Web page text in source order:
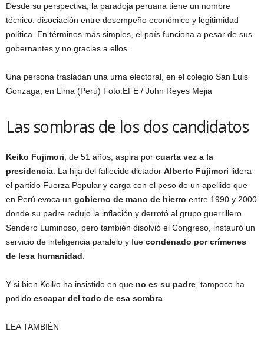
Desde su perspectiva, la paradoja peruana tiene un nombre
técnico: disociación entre desempeño económico y legitimidad
política. En términos más simples, el país funciona a pesar de sus
gobernantes y no gracias a ellos.
Una persona trasladan una urna electoral, en el colegio San Luis
Gonzaga, en Lima (Perú) Foto:EFE / John Reyes Mejia
Las sombras de los dos candidatos
Keiko Fujimori, de 51 años, aspira por cuarta vez a la
presidencia. La hija del fallecido dictador Alberto Fujimori lidera
el partido Fuerza Popular y carga con el peso de un apellido que
en Perú evoca un gobierno de mano de hierro entre 1990 y 2000
donde su padre redujo la inflación y derrotó al grupo guerrillero
Sendero Luminoso, pero también disolvió el Congreso, instauró un
servicio de inteligencia paralelo y fue condenado por crímenes
de lesa humanidad.
Y si bien Keiko ha insistido en que no es su padre, tampoco ha
podido escapar del todo de esa sombra.
LEA TAMBIÉN